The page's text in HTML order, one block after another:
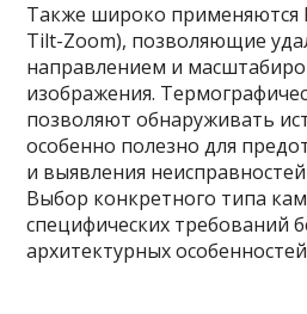
Также широко применяются
Tilt-Zoom), позволяющие
направлением и
изображения.
позволяют обнаруживать
особенно полезно для
и выявления
Выбор конкретного типа
специфических требований
архитектурных